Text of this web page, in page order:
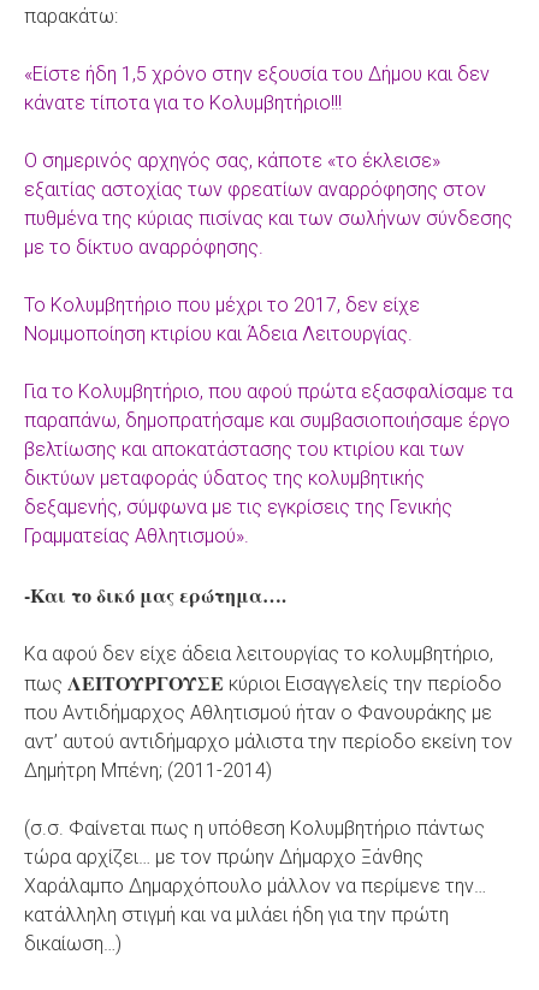
παρακάτω:
«Είστε ήδη 1,5 χρόνο στην εξουσία του Δήμου και δεν
κάνατε τίποτα για το Κολυμβητήριο!!!
Ο σημερινός αρχηγός σας, κάποτε «το έκλεισε»
εξαιτίας αστοχίας των φρεατίων αναρρόφησης στον
πυθμένα της κύριας πισίνας και των σωλήνων σύνδεσης
με το δίκτυο αναρρόφησης.
Το Κολυμβητήριο που μέχρι το 2017, δεν είχε
Νομιμοποίηση κτιρίου και Άδεια Λειτουργίας.
Για το Κολυμβητήριο, που αφού πρώτα εξασφαλίσαμε τα
παραπάνω, δημοπρατήσαμε και συμβασιοποιήσαμε έργο
βελτίωσης και αποκατάστασης του κτιρίου και των
δικτύων μεταφοράς ύδατος της κολυμβητικής
δεξαμενής, σύμφωνα με τις εγκρίσεις της Γενικής
Γραμματείας Αθλητισμού».
-Και το δικό μας ερώτημα….
Κα αφού δεν είχε άδεια λειτουργίας το κολυμβητήριο,
πως ΛΕΙΤΟΥΡΓΟΥΣΕ κύριοι Εισαγγελείς την περίοδο
που Αντιδήμαρχος Αθλητισμού ήταν ο Φανουράκης με
αντ’ αυτού αντιδήμαρχο μάλιστα την περίοδο εκείνη τον
Δημήτρη Μπένη; (2011-2014)
(σ.σ. Φαίνεται πως η υπόθεση Κολυμβητήριο πάντως
τώρα αρχίζει… με τον πρώην Δήμαρχο Ξάνθης
Χαράλαμπο Δημαρχόπουλο μάλλον να περίμενε την…
κατάλληλη στιγμή και να μιλάει ήδη για την πρώτη
δικαίωση…)